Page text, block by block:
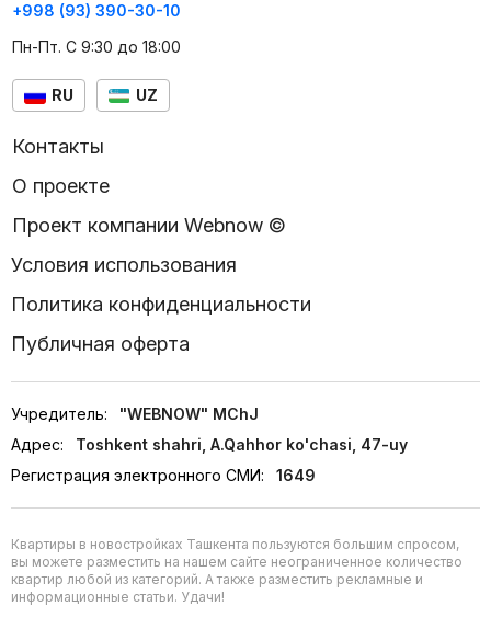
+998 (93) 390-30-10
Пн-Пт. С 9:30 до 18:00
RU UZ
Контакты
О проекте
Проект компании Webnow ©
Условия использования
Политика конфиденциальности
Публичная оферта
Учредитель:
"WEBNOW" MChJ
Адрес:
Toshkent shahri, A.Qahhor ko'chasi, 47-uy
Регистрация электронного СМИ:
1649
Квартиры в новостройках Ташкента пользуются большим спросом,
вы можете разместить на нашем сайте неограниченное количество
квартир любой из категорий. А также разместить рекламные и
информационные статьи. Удачи!